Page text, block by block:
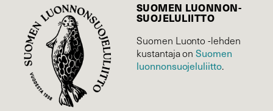
SUOMEN LUONNON­
SUOJELU­LIITTO
Suomen Luonto -lehden
kustantaja onSuomen
luonnonsuojelu­liitto.